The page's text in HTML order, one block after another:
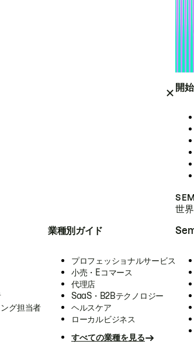
開
世
グ担当者
業種別ガイド
プロフェッショナルサービス
小売・Eコマース
代理店
SaaS・B2Bテクノロジー
ヘルスケア
ローカルビジネス
すべての業種を見る